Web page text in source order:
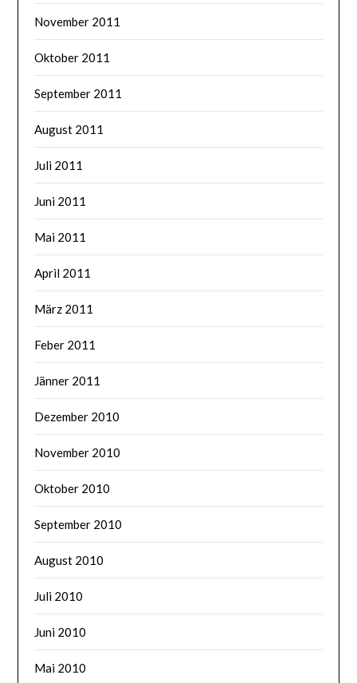
November 2011
Oktober 2011
September 2011
August 2011
Juli 2011
Juni 2011
Mai 2011
April 2011
März 2011
Feber 2011
Jänner 2011
Dezember 2010
November 2010
Oktober 2010
September 2010
August 2010
Juli 2010
Juni 2010
Mai 2010